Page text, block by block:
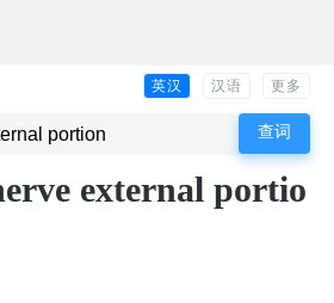
英汉 汉语 更多
external portio